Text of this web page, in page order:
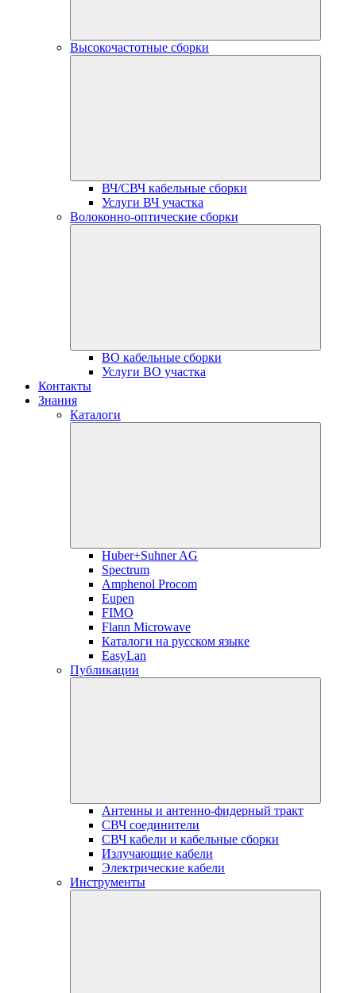
Высокочастотные сборки
ВЧ/СВЧ кабельные сборки
Услуги ВЧ участка
Волоконно-оптические сборки
ВО кабельные сборки
Услуги ВО участка
Контакты
Знания
Каталоги
Huber+Suhner AG
Spectrum
Amphenol Procom
Eupen
FIMO
Flann Microwave
Каталоги на русском языке
EasyLan
Публикации
Антенны и антенно-фидерный тракт
СВЧ соединители
СВЧ кабели и кабельные сборки
Излучающие кабели
Электрические кабели
Инструменты